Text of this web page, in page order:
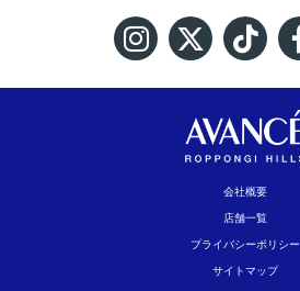
会社概要
店舗一覧
プライバシーポリシー
サイトマップ